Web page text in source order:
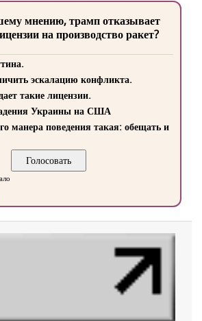
мнению, трамп отказывает
на производство ракет?
эскалацию конфликта.
такие лицензии.
Украины на США
манера поведения такая: обещать и